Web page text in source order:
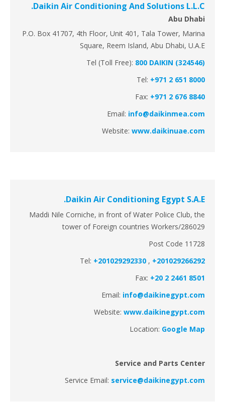
Daikin Air Conditioning And Solutions L.L.C.
Abu Dhabi
P.O. Box 41707, 4th Floor, Unit 401, Tala Tower, Marina
Square, Reem Island, Abu Dhabi, U.A.E
Tel (Toll Free):800 DAIKIN (324546)
Tel: +971 2 651 8000
Fax: +971 2 676 8840
Email:info@daikinmea.com
Website:www.daikinuae.com
Daikin Air Conditioning Egypt S.A.E.
Maddi Nile Corniche, in front of Water Police Club, the
tower of Foreign countries Workers/286029
Post Code 11728
Tel:+201029292330,+201029266292
Fax: +20 2 2461 8501
Email:info@daikinegypt.com
Website:www.daikinegypt.com
Location:Google Map
Service and Parts Center
Service Email:service@daikinegypt.com